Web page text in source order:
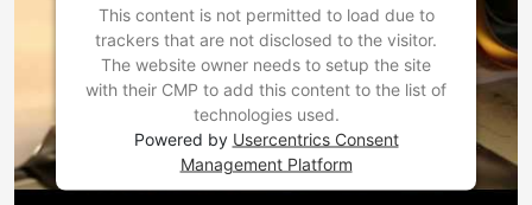
This content is not permitted to load due to
trackers that are not disclosed to the visitor.
The website owner needs to setup the site
with their CMP to add this content to the list of
technologies used.
Powered by Usercentrics Consent
Management Platform